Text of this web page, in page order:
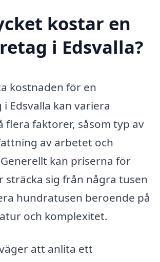
kostar en
i Edsvalla?
kostnaden för en
Edsvalla kan variera
flera faktorer, såsom typ av
av arbetet och
kan priserna för
sträcka sig från några tusen
hundratusen beroende på
och komplexitet.
att anlita ett